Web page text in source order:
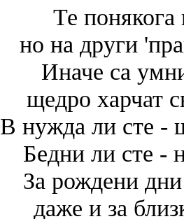
Те понякога
но на други
Иначе са
щедро харчат
В нужда ли сте -
Бедни ли сте -
За рождени
даже и за